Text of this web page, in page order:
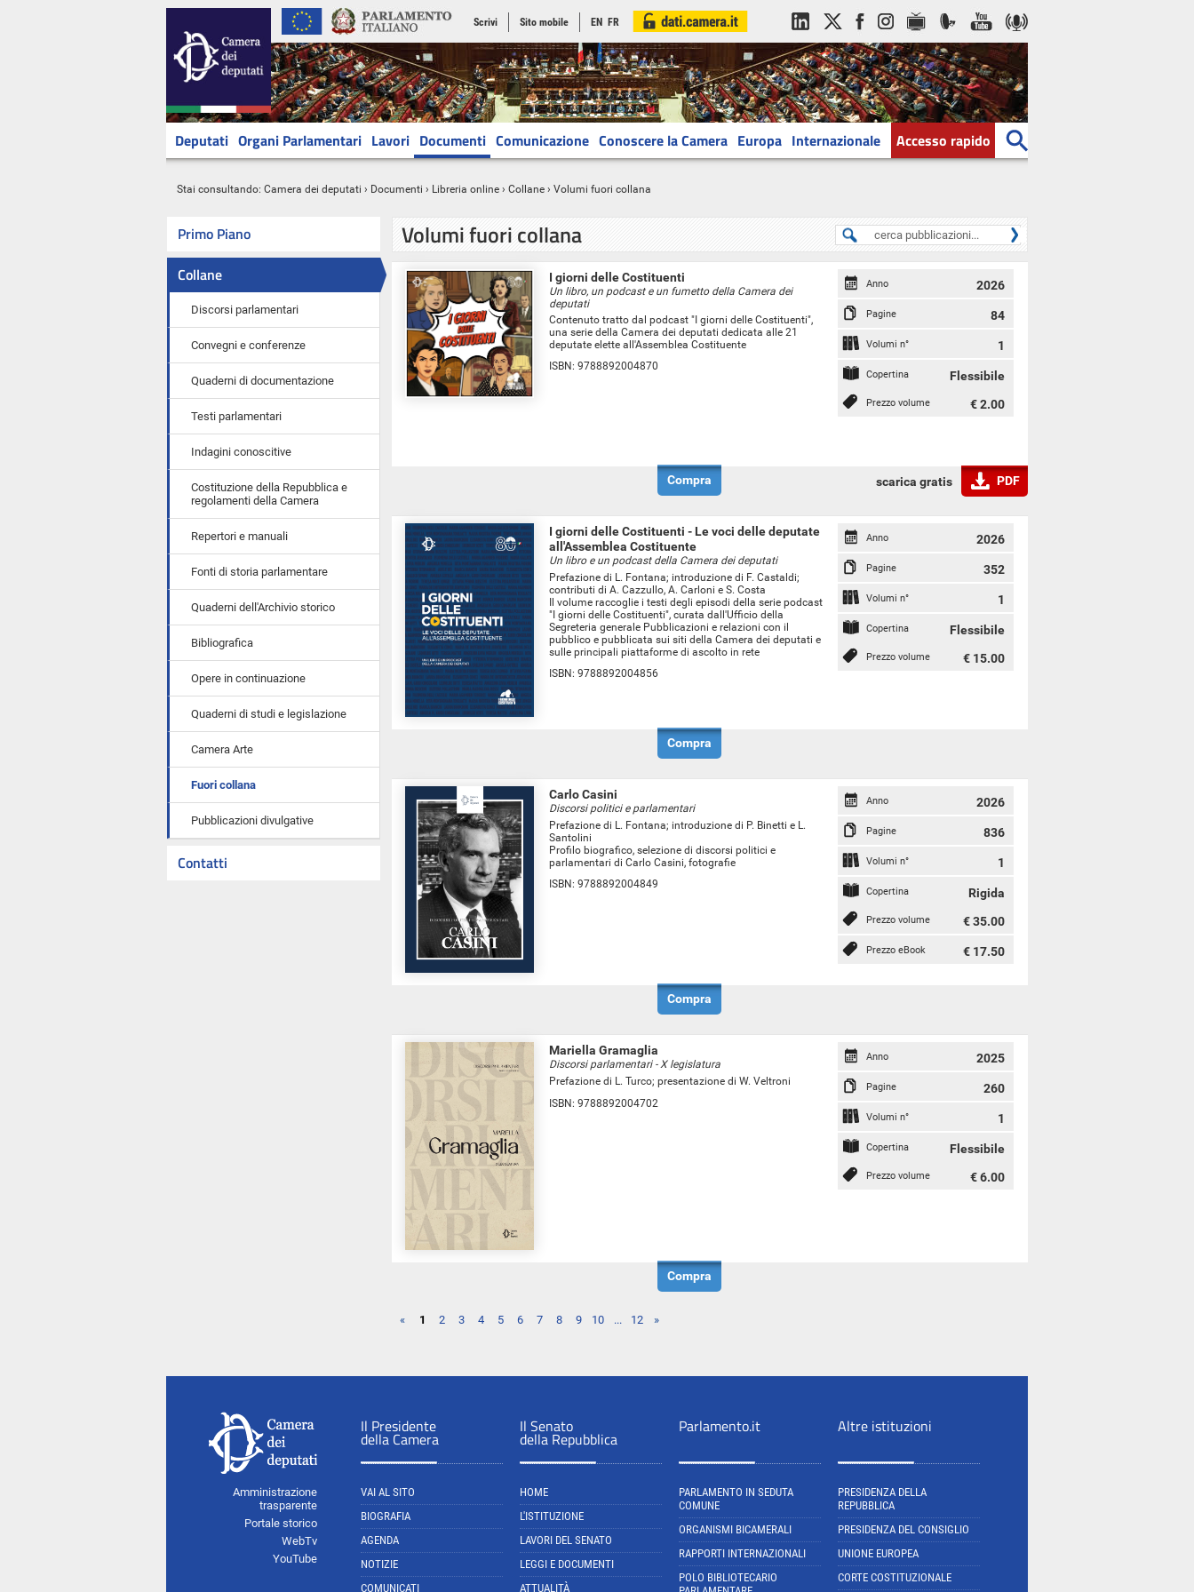
Scrivi Sito mobile EN FR
Deputati Organi Parlamentari Lavori Documenti Comunicazione Conoscere la Camera Europa Internazionale Accesso rapido
Stai consultando: Camera dei deputati › Documenti › Libreria online › Collane › Volumi fuori collana
Primo Piano
Collane
Discorsi parlamentari
Convegni e conferenze
Quaderni di documentazione
Testi parlamentari
Indagini conoscitive
Costituzione della Repubblica e
regolamenti della Camera
Repertori e manuali
Fonti di storia parlamentare
Quaderni dell'Archivio storico
Bibliografica
Opere in continuazione
Quaderni di studi e legislazione
Camera Arte
Fuori collana
Pubblicazioni divulgative
Contatti
Volumi fuori collana
I giorni delle Costituenti
Un libro, un podcast e un fumetto della Camera dei
deputati
Contenuto tratto dal podcast "I giorni delle Costituenti",
una serie della Camera dei deputati dedicata alle 21
deputate elette all'Assemblea Costituente
ISBN: 9788892004870
Anno 2026
Pagine 84
Volumi n° 1
Copertina Flessibile
Prezzo volume € 2.00
Compra scarica gratis PDF
I giorni delle Costituenti - Le voci delle deputate
all'Assemblea Costituente
Un libro e un podcast della Camera dei deputati
Prefazione di L. Fontana; introduzione di F. Castaldi;
contributi di A. Cazzullo, A. Carloni e S. Costa
Il volume raccoglie i testi degli episodi della serie podcast
"I giorni delle Costituenti", curata dall'Ufficio della
Segreteria generale Pubblicazioni e relazioni con il
pubblico e pubblicata sui siti della Camera dei deputati e
sulle principali piattaforme di ascolto in rete
ISBN: 9788892004856
Anno 2026
Pagine 352
Volumi n° 1
Copertina Flessibile
Prezzo volume € 15.00
Compra
Carlo Casini
Discorsi politici e parlamentari
Prefazione di L. Fontana; introduzione di P. Binetti e L.
Santolini
Profilo biografico, selezione di discorsi politici e
parlamentari di Carlo Casini, fotografie
ISBN: 9788892004849
Anno 2026
Pagine 836
Volumi n° 1
Copertina Rigida
Prezzo volume € 35.00
Prezzo eBook € 17.50
Compra
Mariella Gramaglia
Discorsi parlamentari - X legislatura
Prefazione di L. Turco; presentazione di W. Veltroni
ISBN: 9788892004702
Anno 2025
Pagine 260
Volumi n° 1
Copertina Flessibile
Prezzo volume € 6.00
Compra
« 1 2 3 4 5 6 7 8 9 10 ... 12 »
Amministrazione
trasparente
Portale storico
WebTv
YouTube
Il Presidente
della Camera
VAI AL SITO
BIOGRAFIA
AGENDA
NOTIZIE
COMUNICATI
Il Senato
della Repubblica
HOME
L'ISTITUZIONE
LAVORI DEL SENATO
LEGGI E DOCUMENTI
ATTUALITÀ
Parlamento.it
PARLAMENTO IN SEDUTA
COMUNE
ORGANISMI BICAMERALI
RAPPORTI INTERNAZIONALI
POLO BIBLIOTECARIO
Altre istituzioni
PRESIDENZA DELLA
REPUBBLICA
PRESIDENZA DEL CONSIGLIO
UNIONE EUROPEA
CORTE COSTITUZIONALE